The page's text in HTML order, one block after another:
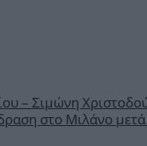
– Σιμώνη
στο Μιλάνο